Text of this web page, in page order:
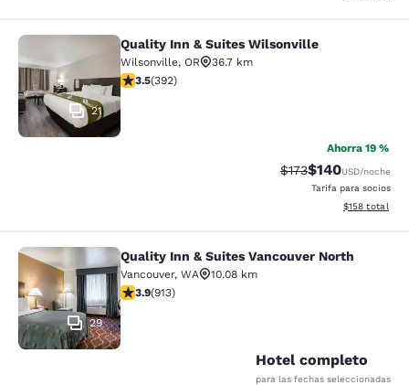
Quality Inn & Suites Wilsonville
21
Quality Inn & Suites Wilsonville
Wilsonville, OR
36.7 km
calificación de 3.53 estrellas. Bueno. 392 reseñas
3.5(392)
Ahorra 19 %
Precio tachado:
$173Precio con
$140USD/noche
Tarifa para socios
Ver detalles
$158 total
Quality Inn & Suites Vancouver
29
Quality Inn & Suites Vancouver North
Vancouver, WA
10.08 km
calificación de 3.94 estrellas. Bueno. 913 reseñas
3.9(913)
Hotel completo
para las fechas seleccionadas